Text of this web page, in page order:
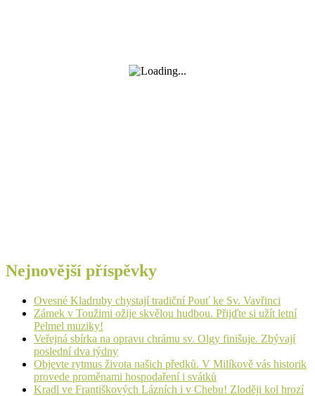
Nejnovější příspěvky
Ovesné Kladruby chystají tradiční Pouť ke Sv. Vavřinci
Zámek v Toužimi ožije skvělou hudbou. Přijďte si užít letní
Pelmel muziky!
Veřejná sbírka na opravu chrámu sv. Olgy finišuje. Zbývají
poslední dva týdny
Objevte rytmus života našich předků. V Milíkově vás historik
provede proměnami hospodaření i svátků
Kradl ve Františkových Lázních i v Chebu! Zloději kol hrozí